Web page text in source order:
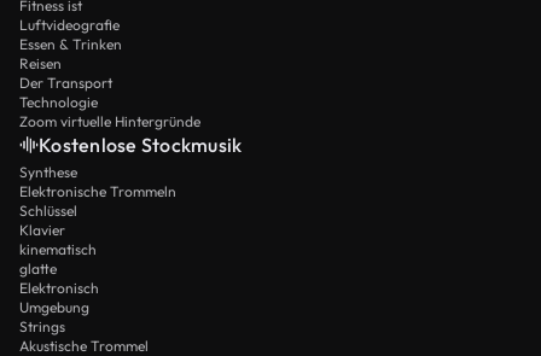
Fitness ist
Luftvideografie
Essen & Trinken
Reisen
Der Transport
Technologie
Zoom virtuelle Hintergründe
Kostenlose Stockmusik
Synthese
Elektronische Trommeln
Schlüssel
Klavier
kinematisch
glatte
Elektronisch
Umgebung
Strings
Akustische Trommel